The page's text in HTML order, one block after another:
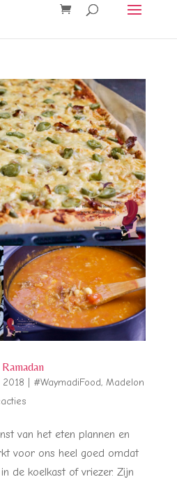
#WaymadiFood, Madelon
van het eten plannen en
voor ons heel goed omdat
de koelkast of vriezer. Zijn